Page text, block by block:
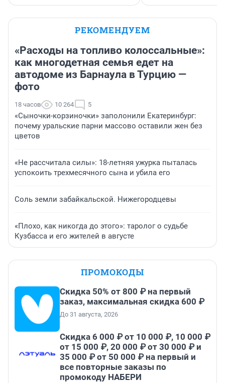
РЕКОМЕНДУЕМ
«Расходы на топливо колоссальные»:
как многодетная семья едет на
автодоме из Барнаула в Турцию —
фото
18 часов 10 264 5
«Сыночки-корзиночки» заполонили Екатеринбург:
почему уральские парни массово оставили жен без
цветов
«Не рассчитала силы»: 18-летняя ужурка пыталась
успокоить трехмесячного сына и убила его
Соль земли забайкальской. Нижегородцевы
«Плохо, как никогда до этого»: таролог о судьбе
Кузбасса и его жителей в августе
ПРОМОКОДЫ
Скидка 50% от 800 ₽ на первый
заказ, максимальная скидка 600 ₽
До 31 августа, 2026
Скидка 6 000 ₽ от 10 000 ₽, 10 000 ₽
от 15 000 ₽, 20 000 ₽ от 30 000 ₽ и
35 000 ₽ от 50 000 ₽ на первый и
все повторные заказы по
промокоду НАБЕРИ